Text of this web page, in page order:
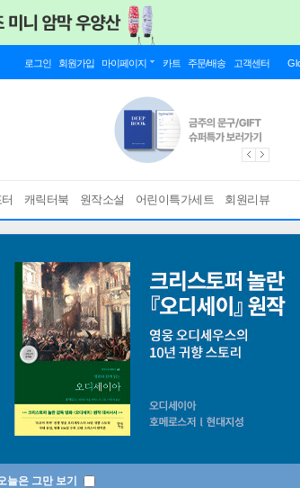
로그인 회원가입 마이페이지 카트 주문/배송 고객센터
캐릭터북 원작소설 어린이특가세트 회원리뷰
늘은 그만 보기
of the Scholar-
] 바인딩 & 에디션 안내